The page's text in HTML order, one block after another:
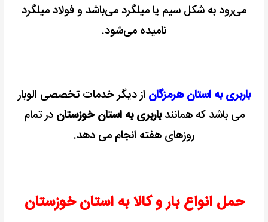
می‌رود به شکل سیم یا میلگرد می‌باشد و فولاد میلگرد
نامیده می‌شود.
باربری به استان هرمزگان از دیگر خدمات تخصصی الوبار
می باشد که همانندباربری به استان خوزستان در تمام
روزهای هفته انجام می دهد.
حمل انواع بار و کالا به استان خوزستان